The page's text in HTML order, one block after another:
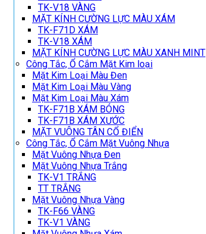
TK-V18 VÀNG
MẶT KÍNH CƯỜNG LỰC MÀU XÁM
TK-F71D XÁM
TK-V18 XÁM
MẶT KÍNH CƯỜNG LỰC MÀU XANH MINT
Công Tắc, Ổ Cắm Mặt Kim loại
Mặt Kim Loại Màu Đen
Mặt Kim Loại Màu Vàng
Mặt Kim Loại Màu Xám
TK-F71B XÁM BÓNG
TK-F71B XÁM XƯỚC
MẶT VUÔNG TÂN CỔ ĐIỂN
Công Tắc, Ổ Cắm Mặt Vuông Nhựa
Mặt Vuông Nhựa Đen
Mặt Vuông Nhựa Trắng
TK-V1 TRẮNG
TT TRẮNG
Mặt Vuông Nhựa Vàng
TK-F66 VÀNG
TK-V1 VÀNG